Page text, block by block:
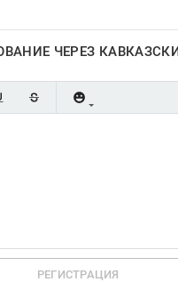
ЧЕРЕЗ
РЕГИСТРАЦИЯ